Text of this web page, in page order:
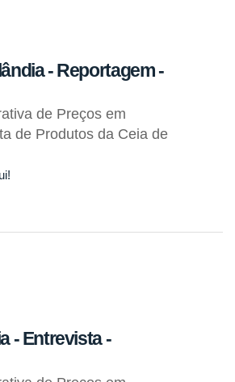
- Reportagem -
de Preços em
de Produtos da Ceia de
- Entrevista -